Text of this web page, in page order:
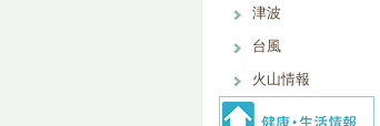
津波
台風
火山情報